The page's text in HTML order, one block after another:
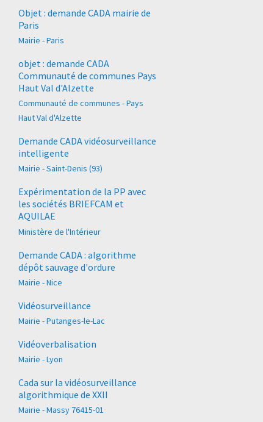
Objet : demande CADA mairie de
Paris
Mairie - Paris
objet : demande CADA
Communauté de communes Pays
Haut Val d'Alzette
Communauté de communes - Pays
Haut Val d'Alzette
Demande CADA vidéosurveillance
intelligente
Mairie - Saint-Denis (93)
Expérimentation de la PP avec
les sociétés BRIEFCAM et
AQUILAE
Ministère de l'Intérieur
Demande CADA : algorithme
dépôt sauvage d'ordure
Mairie - Nice
Vidéosurveillance
Mairie - Putanges-le-Lac
Vidéoverbalisation
Mairie - Lyon
Cada sur la vidéosurveillance
algorithmique de XXII
Mairie - Massy 76415-01